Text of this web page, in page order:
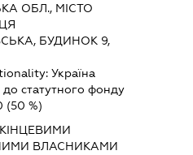
ОБЛ., МІСТО
БУДИНОК 9,
Україна
до статутного фонду
(50 %)
ВЛАСНИКАМИ